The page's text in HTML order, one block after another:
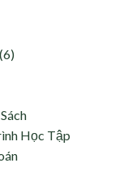
Học Tập